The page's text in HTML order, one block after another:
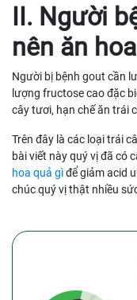
II. Người
nên ăn
Người bị bệnh gout cần
lượng fructose cao đặc
cây tươi, hạn chế ăn trái
Trên đây là các loại trái
bài viết này quý vị đã có
hoa quả gìđể giảm acid
chúc quý vị thật nhiều